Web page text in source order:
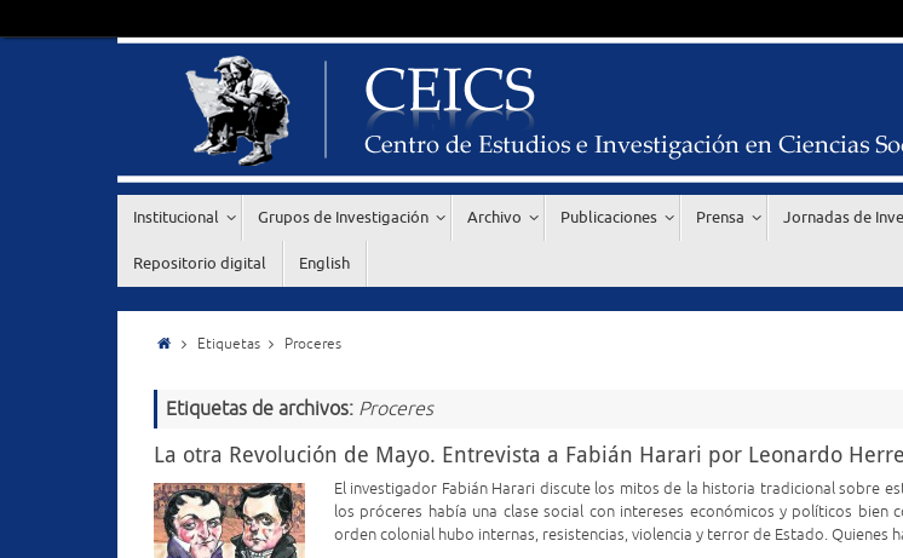
Institucional Grupos de Investigación Archivo Publicaciones Prensa Jornadas de
Repositorio digital English
Etiquetas Proceres
Etiquetas de archivos: Proceres
La otra Revolución de Mayo. Entrevista a Fabián Harari por Leonardo
El investigador Fabián Harari discute los mitos de la historia tradicional sobre
los próceres había una clase social con intereses económicos y políticos bien
orden colonial hubo internas, resistencias, violencia y terror de Estado. Quienes